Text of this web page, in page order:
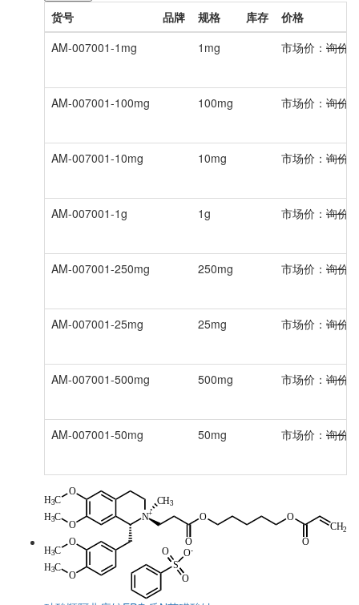
货号
品牌 规格 库存
价格
AM-007001-1mg
1mg 市场价： 询价
AM-007001-100mg 100mg 市场价： 询价
AM-007001-10mg 10mg 市场价： 询价
AM-007001-1g 1g 市场价： 询价
AM-007001-250mg 250mg 市场价： 询价
AM-007001-25mg 25mg 市场价： 询价
AM-007001-500mg 500mg 市场价： 询价
AM-007001-50mg 50mg 市场价： 询价